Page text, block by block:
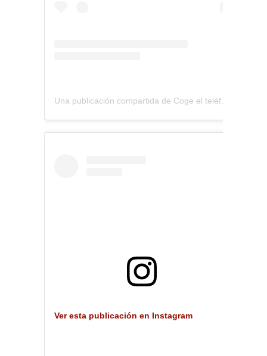
Ver esta publicación en Instagram